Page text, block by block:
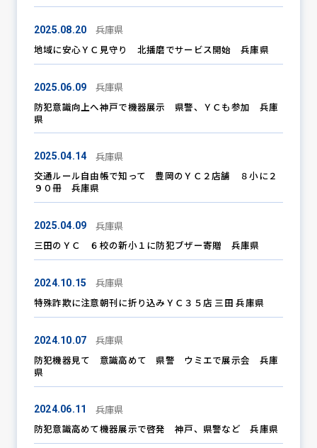
防犯セミナー
防犯対策情報
防犯協力会について
2025.08.20
兵庫県
地域に安心ＹＣ見守り 北播磨でサービス開始 兵庫県
2025.06.09
兵庫県
防犯意識向上へ神戸で機器展示 県警、ＹＣも参加 兵庫
県
2025.04.14
兵庫県
交通ルール自由帳で知って 豊岡のＹＣ２店舗 ８小に２
９０冊 兵庫県
2025.04.09
兵庫県
三田のＹＣ ６校の新小１に防犯ブザー寄贈 兵庫県
2024.10.15
兵庫県
特殊詐欺に注意朝刊に折り込みＹＣ３５店 三田 兵庫県
2024.10.07
兵庫県
防犯機器見て 意識高めて 県警 ウミエで展示会 兵庫
県
2024.06.11
兵庫県
防犯意識高めて機器展示で啓発 神戸、県警など 兵庫県